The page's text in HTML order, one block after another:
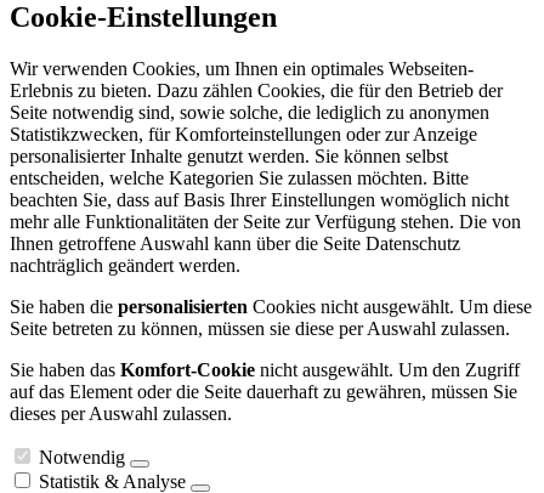
Cookie-Einstellungen
Wir verwenden Cookies, um Ihnen ein optimales Webseiten-
Erlebnis zu bieten. Dazu zählen Cookies, die für den Betrieb der
Seite notwendig sind, sowie solche, die lediglich zu anonymen
Statistikzwecken, für Komforteinstellungen oder zur Anzeige
personalisierter Inhalte genutzt werden. Sie können selbst
entscheiden, welche Kategorien Sie zulassen möchten. Bitte
beachten Sie, dass auf Basis Ihrer Einstellungen womöglich nicht
mehr alle Funktionalitäten der Seite zur Verfügung stehen. Die von
Ihnen getroffene Auswahl kann über die Seite Datenschutz
nachträglich geändert werden.
Sie haben die personalisierten Cookies nicht ausgewählt. Um diese
Seite betreten zu können, müssen sie diese per Auswahl zulassen.
Sie haben das Komfort-Cookie nicht ausgewählt. Um den Zugriff
auf das Element oder die Seite dauerhaft zu gewähren, müssen Sie
dieses per Auswahl zulassen.
Notwendig
Statistik & Analyse